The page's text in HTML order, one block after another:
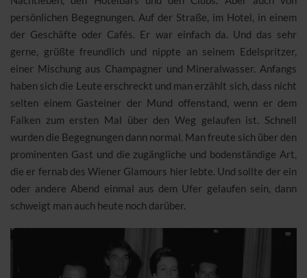
persönlichen Begegnungen. Auf der Straße, im Hotel, in einem
der Geschäfte oder Cafés. Er war einfach da. Und das sehr
gerne, grüßte freundlich und nippte an seinem Edelspritzer,
einer Mischung aus Champagner und Mineralwasser. Anfangs
haben sich die Leute erschreckt und man erzählt sich, dass nicht
selten einem Gasteiner der Mund offenstand, wenn er dem
Falken zum ersten Mal über den Weg gelaufen ist. Schnell
wurden die Begegnungen dann normal. Man freute sich über den
prominenten Gast und die zugängliche und bodenständige Art,
die er fernab des Wiener Glamours hier lebte. Und sollte der ein
oder andere Abend einmal aus dem Ufer gelaufen sein, dann
schweigt man auch heute noch darüber.